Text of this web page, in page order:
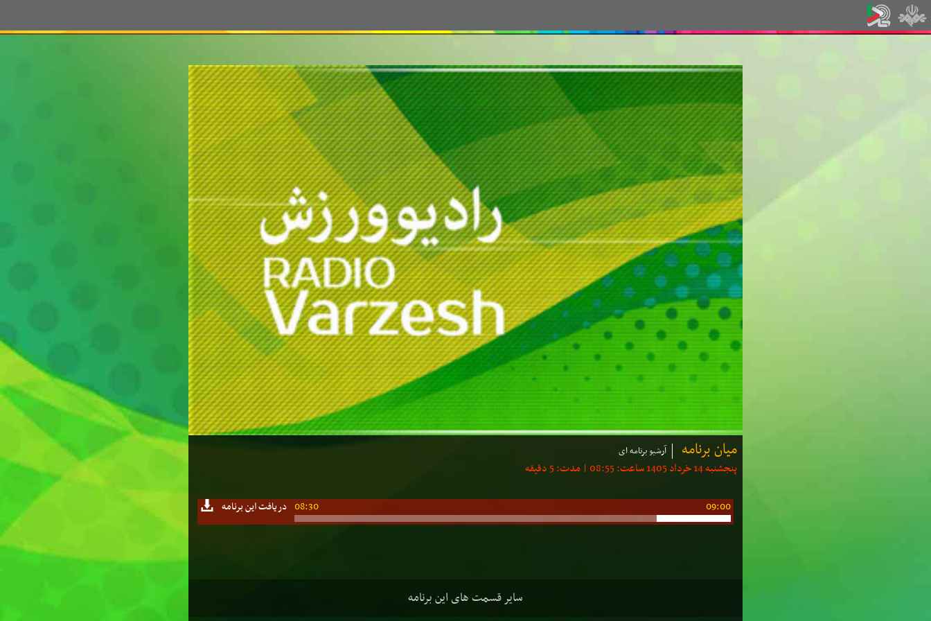
میان برنامه آرشیو برنامه ای
پنجشنبه 14 خرداد 1405 ساعت: 08:55 | مدت: 5 دقیقه
دریافت این برنامه 08:30 09:00
سایر قسمت های این برنامه